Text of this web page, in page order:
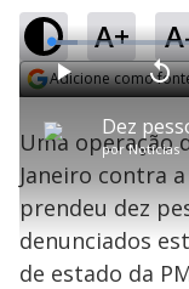
A+
Adicione como
porNotícias
P V
t
a
r
0
e
g
u
n
d
o
s
L
o
a
d
e
.
0
5
%
Uma operação
Janeiro contra
prendeu dez
denunciados
de estado da